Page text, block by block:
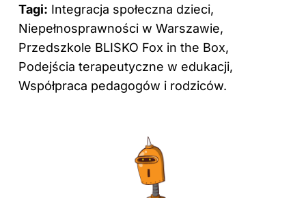
Tagi: Integracja społeczna dzieci,
Niepełnosprawności w Warszawie,
Przedszkole BLISKO Fox in the Box,
Podejścia terapeutyczne w edukacji,
Współpraca pedagogów i rodziców.